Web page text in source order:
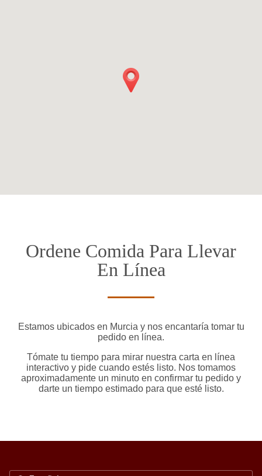
Ordene Comida Para Llevar
En Línea
Estamos ubicados en Murcia y nos encantaría tomar tu
pedido en línea.
Tómate tu tiempo para mirar nuestra carta en línea
interactivo y pide cuando estés listo. Nos tomamos
aproximadamente un minuto en confirmar tu pedido y
darte un tiempo estimado para que esté listo.